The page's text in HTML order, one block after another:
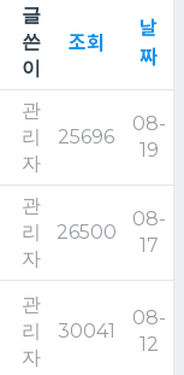
글
쓴
이
조회
날
짜
관
리
자
25696
08-
19
관
리
자
26500
08-
17
관
리
자
30041
08-
12